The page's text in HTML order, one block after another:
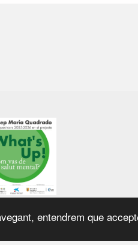
entendrem que
|Política de galetes|© 2026